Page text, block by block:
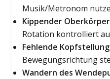
Musik/Metronom
Kippender
Rotation kontrolliert
Fehlende
Bewegungsrichtung
Wandern des